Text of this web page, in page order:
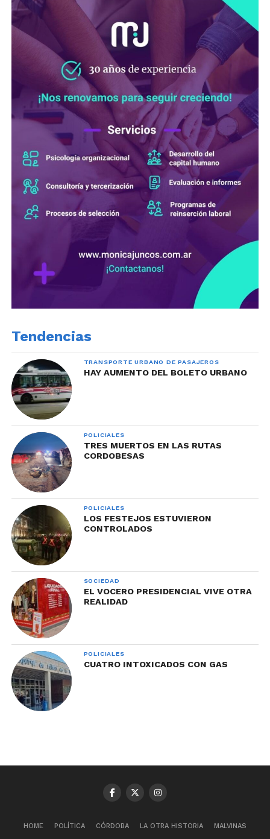
Tendencias
TRANSPORTE URBANO DE PASAJEROS
HAY AUMENTO DEL BOLETO URBANO
POLICIALES
TRES MUERTOS EN LAS RUTAS
CORDOBESAS
POLICIALES
LOS FESTEJOS ESTUVIERON
CONTROLADOS
SOCIEDAD
EL VOCERO PRESIDENCIAL VIVE OTRA
REALIDAD
POLICIALES
CUATRO INTOXICADOS CON GAS
HOME POLÍTICA CÓRDOBA LA OTRA HISTORIA MALVINAS